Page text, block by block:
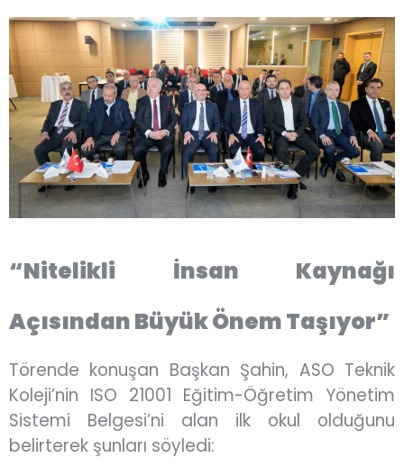
“Nitelikli İnsan Kaynağı
Açısından Büyük Önem Taşıyor”
Törende konuşan Başkan Şahin, ASO Teknik
Koleji’nin ISO 21001 Eğitim-Öğretim Yönetim
Sistemi Belgesi’ni alan ilk okul olduğunu
belirterek şunları söyledi: